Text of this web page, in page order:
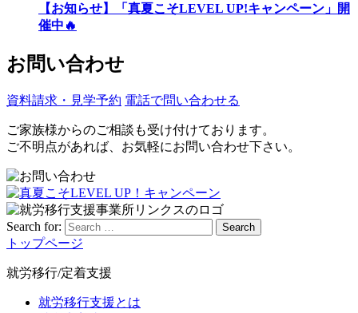
【お知らせ】「真夏こそLEVEL UP!キャンペーン」開
催中🔥
お問い合わせ
資料請求・見学予約 電話で問い合わせる
ご家族様からのご相談も受け付けております。
ご不明点があれば、お気軽にお問い合わせ下さい。
Search for: Search
トップページ
就労移行/定着支援
就労移行支援とは